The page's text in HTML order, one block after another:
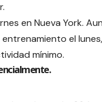
en Nueva York.
el
mínimo.